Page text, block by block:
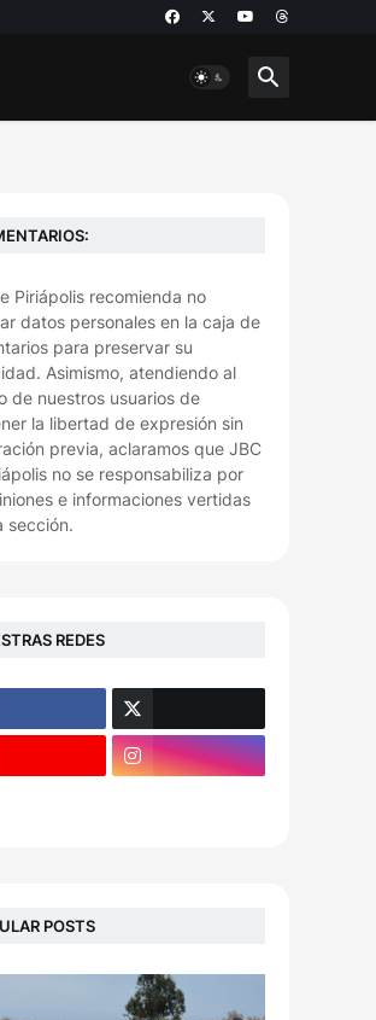
Piriápolis recomienda no
datos personales en la caja de
para preservar su
Asimismo, atendiendo al
de nuestros usuarios de
la libertad de expresión sin
previa, aclaramos que JBC
no se responsabiliza por
e informaciones vertidas
sección.
REDES
POSTS